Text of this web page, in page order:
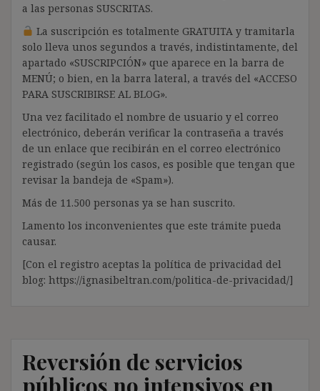
a las personas SUSCRITAS.
La suscripción es totalmente GRATUITA y tramitarla
solo lleva unos segundos a través, indistintamente, del
apartado «SUSCRIPCIÓN» que aparece en la barra de
MENÚ; o bien, en la barra lateral, a través del «ACCESO
PARA SUSCRIBIRSE AL BLOG».
Una vez facilitado el nombre de usuario y el correo
electrónico, deberán verificar la contraseña a través
de un enlace que recibirán en el correo electrónico
registrado (según los casos, es posible que tengan que
revisar la bandeja de «Spam»).
Más de 11.500 personas ya se han suscrito.
Lamento los inconvenientes que este trámite pueda
causar.
[Con el registro aceptas la política de privacidad del
blog: https://ignasibeltran.com/politica-de-privacidad/]
Reversión de servicios
públicos no intensivos en